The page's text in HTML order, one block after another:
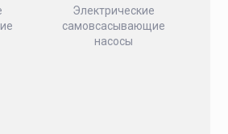
Электрические
самовсасывающие
насосы